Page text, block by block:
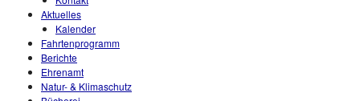
Aktuelles
Kalender
Fahrtenprogramm
Berichte
Ehrenamt
Natur- & Klimaschutz